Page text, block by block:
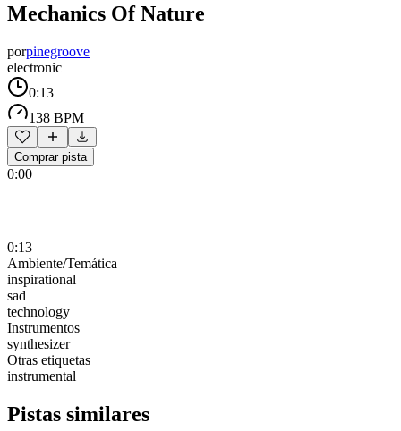
Mechanics Of Nature
porpinegroove
electronic
0:13
138 BPM
Comprar pista
0:00
0:13
Ambiente/Temática
inspirational
sad
technology
Instrumentos
synthesizer
Otras etiquetas
instrumental
Pistas similares